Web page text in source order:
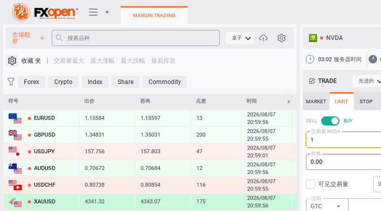
交易平台
Heatmap
MARGIN TRADING
市場觀
察
桌子
收藏 夹 交易量最大 最大涨幅 最大跌幅 最易挥发
Forex Crypto Index Share Commodity
符号 出价 咨询 点差 时间 修改
EURUSD 1.15584 1.15597 13
2026/08/07
20:59:56
0.29 %
GBPUSD 1.34831 1.35031 200
2026/08/07
20:59:55
0.21 %
USDJPY 157.756 157.803 47
2026/08/07
20:59:01
-0.42 %
AUDUSD 0.70672 0.70684 12
2026/08/07
20:59:56
0.40 %
USDCHF 0.80738 0.80854 116
2026/08/07
20:59:55
XAUUSD 4341.32 4343.07 175
2026/08/07
20:59:56
2.10 %
NVDA
03:02 服务器时间
TRADE 先进的
MARKET LIMIT STOP
SELL
BUY
交易量 NVDA
价格
可见交易量
过期
GTC